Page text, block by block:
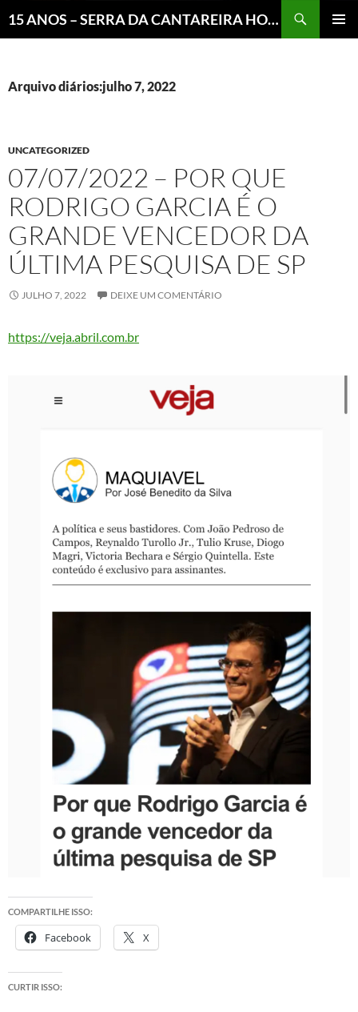
15 ANOS – SERRA DA CANTAREIRA HOJE E COTIDIANO DO BRASIL E DO MUNDO
Arquivo diários:julho 7, 2022
UNCATEGORIZED
07/07/2022 – POR QUE
RODRIGO GARCIA É O
GRANDE VENCEDOR DA
ÚLTIMA PESQUISA DE SP
JULHO 7, 2022 DEIXE UM COMENTÁRIO
https://veja.abril.com.br
COMPARTILHE ISSO:
Facebook X
CURTIR ISSO: